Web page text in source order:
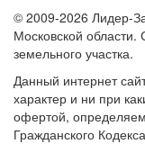
© 2009-2026 Лидер-
Московской области.
земельного участка.
Данный интернет
характер и ни при
офертой,
Гражданского